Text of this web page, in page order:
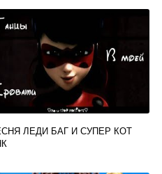
ЛЕДИ БАГ И СУПЕР КОТ